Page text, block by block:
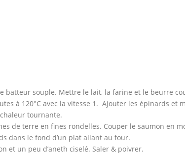
batteur souple. Mettre le lait, la farine et le beurre
à 120°C avec la vitesse 1. Ajouter les épinards et
tournante.
de terre en fines rondelles. Couper le saumon en
dans le fond d’un plat allant au four.
et un peu d’aneth ciselé. Saler & poivrer.